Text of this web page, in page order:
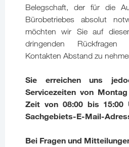
Belegschaft, der für die
Bürobetriebes absolut
möchten wir Sie auf
dringenden Rückfragen
Kontakten Abstand zu
Sie erreichen uns
Servicezeiten von
Zeit von 08:00 bis 15:00
Sachgebiets-E-Mail-
Bei Fragen und